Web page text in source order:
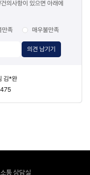
의사항이 있으면 아래에
만족 매우불만족
의견 남기기
김*완
통 상담실